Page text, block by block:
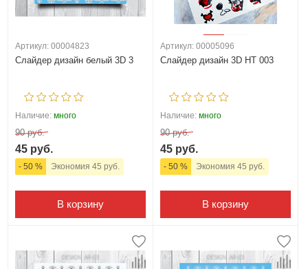
Артикул: 00004823
Слайдер дизайн белый 3D 3
Наличие: много
90 руб.
45 руб.
- 50 % Экономия 45 руб.
В корзину
Артикул: 00005096
Слайдер дизайн 3D HT 003
Наличие: много
90 руб.
45 руб.
- 50 % Экономия 45 руб.
В корзину